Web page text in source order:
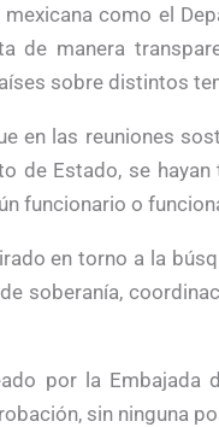
mexicana como el
de manera
sobre distintos
en las reuniones
de Estado, se
funcionario o
en torno a la
soberanía,
por la Embajada
sin ninguna